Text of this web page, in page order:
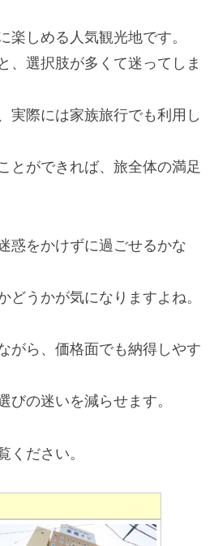
しめる人気観光地です。
、選択肢が多くて迷ってしま
実際には家族旅行でも利用し
とができれば、旅全体の満足
惑をかけずに過ごせるかな
うかが気になりますよね。
がら、価格面でも納得しやす
の迷いを減らせます。
ください。